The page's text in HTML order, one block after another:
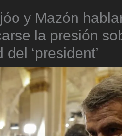
y Mazón
la presión
‘president’